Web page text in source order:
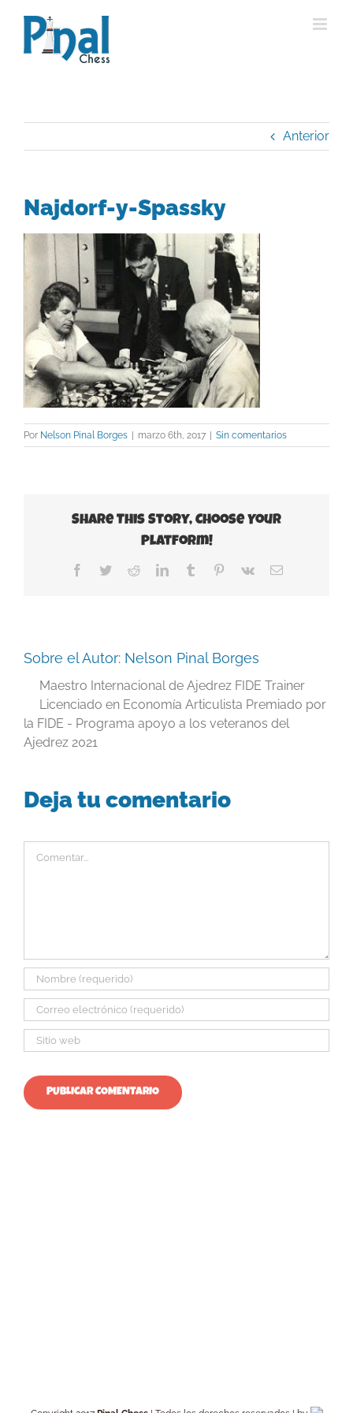
contenido
Anterior
Najdorf-y-Spassky
Por Nelson Pinal Borges | marzo 6th, 2017 | Sin comentarios
Share This Story, Choose Your
Platform!
Facebook
TwitterRedditLinkedInTumblr Pinterest
Vk
Correo
Sobre el Autor: Nelson Pinal Borges
Maestro Internacional de Ajedrez FIDE Trainer
Licenciado en Economía Articulista Premiado por
la FIDE - Programa apoyo a los veteranos del
Ajedrez 2021
Deja tu comentario